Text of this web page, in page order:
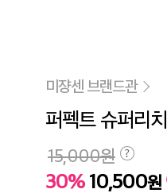
미쟝센 브랜드관
퍼펙트 슈퍼리
30% 10,500원
15,000원